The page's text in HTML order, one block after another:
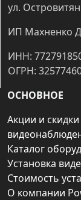
ул.
ИП Махненко
ИНН:
ОГРН:
ОСНОВНОЕ
Акции и
Каталог
Установка
Стоимость
О компании